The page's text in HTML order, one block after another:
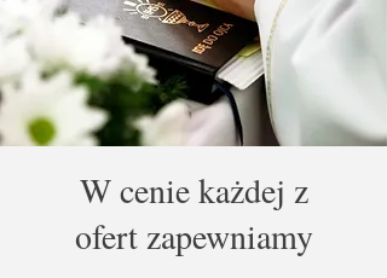
W cenie każdej z
ofert zapewniamy